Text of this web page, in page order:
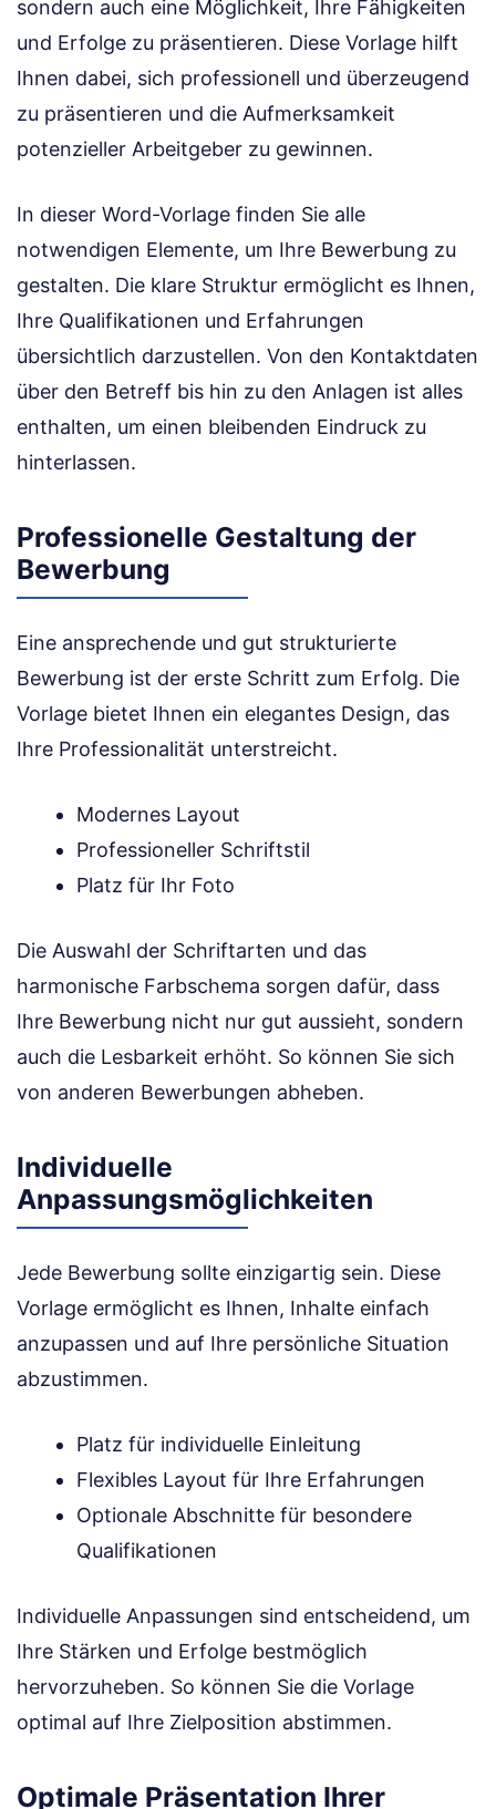
sondern auch eine Möglichkeit, Ihre Fähigkeiten
und Erfolge zu präsentieren. Diese Vorlage hilft
Ihnen dabei, sich professionell und überzeugend
zu präsentieren und die Aufmerksamkeit
potenzieller Arbeitgeber zu gewinnen.
In dieser Word-Vorlage finden Sie alle
notwendigen Elemente, um Ihre Bewerbung zu
gestalten. Die klare Struktur ermöglicht es Ihnen,
Ihre Qualifikationen und Erfahrungen
übersichtlich darzustellen. Von den Kontaktdaten
über den Betreff bis hin zu den Anlagen ist alles
enthalten, um einen bleibenden Eindruck zu
hinterlassen.
Professionelle Gestaltung der
Bewerbung
Eine ansprechende und gut strukturierte
Bewerbung ist der erste Schritt zum Erfolg. Die
Vorlage bietet Ihnen ein elegantes Design, das
Ihre Professionalität unterstreicht.
Modernes Layout
Professioneller Schriftstil
Platz für Ihr Foto
Die Auswahl der Schriftarten und das
harmonische Farbschema sorgen dafür, dass
Ihre Bewerbung nicht nur gut aussieht, sondern
auch die Lesbarkeit erhöht. So können Sie sich
von anderen Bewerbungen abheben.
Individuelle
Anpassungsmöglichkeiten
Jede Bewerbung sollte einzigartig sein. Diese
Vorlage ermöglicht es Ihnen, Inhalte einfach
anzupassen und auf Ihre persönliche Situation
abzustimmen.
Platz für individuelle Einleitung
Flexibles Layout für Ihre Erfahrungen
Optionale Abschnitte für besondere
Qualifikationen
Individuelle Anpassungen sind entscheidend, um
Ihre Stärken und Erfolge bestmöglich
hervorzuheben. So können Sie die Vorlage
optimal auf Ihre Zielposition abstimmen.
Optimale Präsentation Ihrer